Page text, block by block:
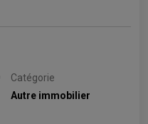
Catégorie
Autre immobilier